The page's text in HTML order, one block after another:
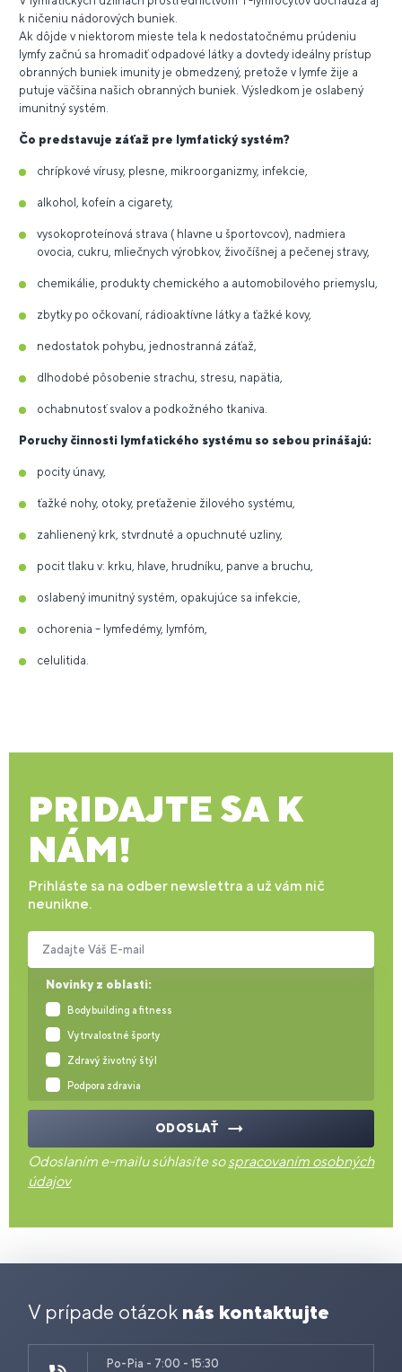
k ničeniu nádorových buniek.
Ak dôjde v niektorom mieste tela k nedostatočnému prúdeniu
lymfy začnú sa hromadiť odpadové látky a dovtedy ideálny prístup
obranných buniek imunity je obmedzený, pretože v lymfe žije a
putuje väčšina našich obranných buniek. Výsledkom je oslabený
imunitný systém.
Čo predstavuje záťaž pre lymfatický systém?
chrípkové vírusy, plesne, mikroorganizmy, infekcie,
alkohol, kofeín a cigarety,
vysokoproteínová strava ( hlavne u športovcov), nadmiera
ovocia, cukru, mliečnych výrobkov, živočíšnej a pečenej stravy,
chemikálie, produkty chemického a automobilového priemyslu,
zbytky po očkovaní, rádioaktívne látky a ťažké kovy,
nedostatok pohybu, jednostranná záťaž,
dlhodobé pôsobenie strachu, stresu, napätia,
ochabnutosť svalov a podkožného tkaniva.
Poruchy činnosti lymfatického systému so sebou prinášajú:
pocity únavy,
ťažké nohy, otoky, preťaženie žilového systému,
zahlienený krk, stvrdnuté a opuchnuté uzliny,
pocit tlaku v: krku, hlave, hrudníku, panve a bruchu,
oslabený imunitný systém, opakujúce sa infekcie,
ochorenia – lymfedémy, lymfóm,
celulitida.
PRIDAJTE SA K
NÁM!
Prihláste sa na odber newslettra a už vám nič
neunikne.
Novinky z oblasti:
Bodybuilding a fitness
Vytrvalostné športy
Zdravý životný štýl
Podpora zdravia
Zadajte Váš E-mail
ODOSLAŤ
Odoslaním e-mailu súhlasíte sospracovaním osobných
údajov
V prípade otázok nás kontaktujte
Po-Pia - 7:00 - 15:30